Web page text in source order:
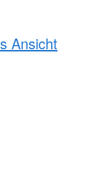
Ansicht